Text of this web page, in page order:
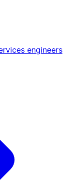
engineers